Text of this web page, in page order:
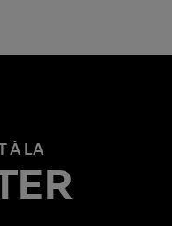
À LA